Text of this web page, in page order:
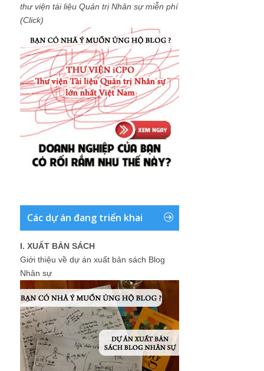
thư viện tài liệu Quản trị Nhân sự miễn phí
(Click)
Các dự án đang triển khai
I. XUẤT BẢN SÁCH
Giới thiệu về dự án xuất bản sách Blog
Nhân sự